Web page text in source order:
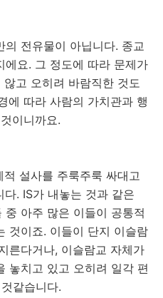
전유물이 아닙니다. 종교
에요. 그 정도에 따라 문제가
고 오히려 바람직한 것도
에 따라 사람의 가치관과 행
이니까요.
설사를 주룩주룩 싸대고
. IS가 내놓는 것과 같은
아주 많은 이들이 공통적
것이죠. 이들이 단지 이슬람
른다거나, 이슬람교 자체가
놓치고 있고 오히려 일각 편
같습니다.